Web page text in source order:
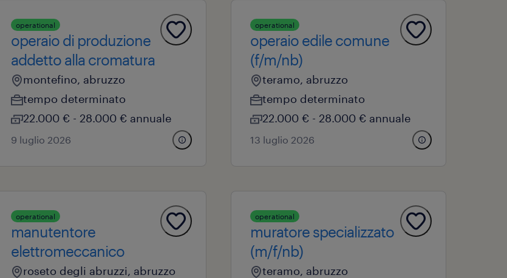
operational
operaio di produzione
addetto alla cromatura
montefino, abruzzo
tempo determinato
22.000 € - 28.000 € annuale
9 luglio 2026
operational
operaio edile comune
(f/m/nb)
teramo, abruzzo
tempo determinato
22.000 € - 28.000 € annuale
13 luglio 2026
operational
manutentore
elettromeccanico
roseto degli abruzzi, abruzzo
operational
muratore specializzato
(m/f/nb)
teramo, abruzzo